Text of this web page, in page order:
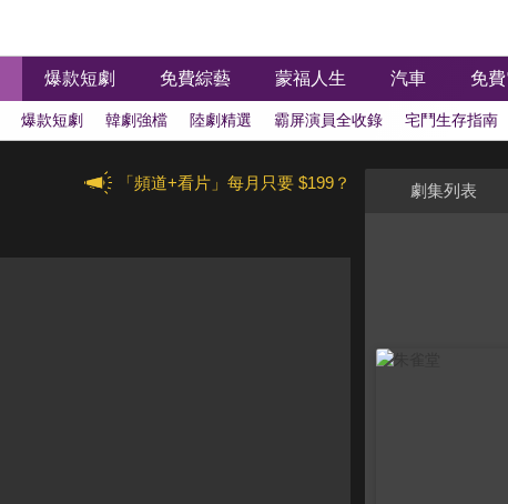
爆款短劇 免費綜藝 蒙福人生 汽車 免
爆款短劇 韓劇強檔 陸劇精選 霸屏演員全收錄 宅鬥生存指南
「頻道+看片」每月只要 $199？ 劇集列表